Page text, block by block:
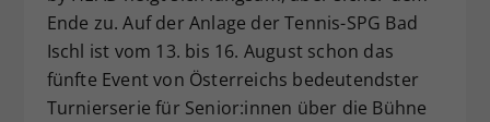
Ende zu. Auf der Anlage der Tennis-SPG Bad
Ischl ist vom 13. bis 16. August schon das
fünfte Event von Österreichs bedeutendster
Turnierserie für Senior:innen über die Bühne
Zweck
Dieser Wert speichert Ihre Consent-
Einstellungen. Unter anderem eine
zufällig generierte ID, für die
historische Speicherung Ihrer